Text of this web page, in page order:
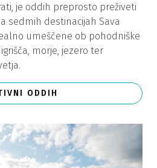
je oddih preprosto preživeti
sedmih destinacijah Sava
umeščene ob pohodniške
morje, jezero ter
ODDIH